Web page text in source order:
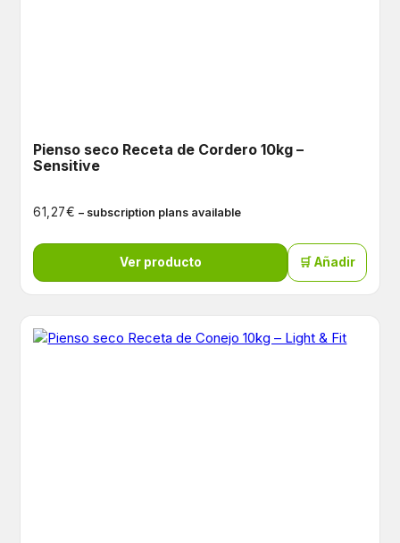
Pienso seco Receta de Cordero 10kg –
Sensitive
61,27€ – subscription plans available
Ver producto 🛒 Añadir